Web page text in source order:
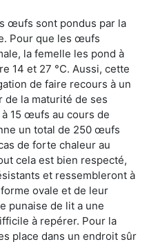
œufs sont pondus par la
Pour que les œufs
la femelle les pond à
14 et 27 °C. Aussi, cette
de faire recours à un
de la maturité de ses
15 œufs au cours de
un total de 250 œufs
de forte chaleur au
cela est bien respecté,
et ressembleront à
ovale et de leur
punaise de lit a une
à repérer. Pour la
place dans un endroit sûr